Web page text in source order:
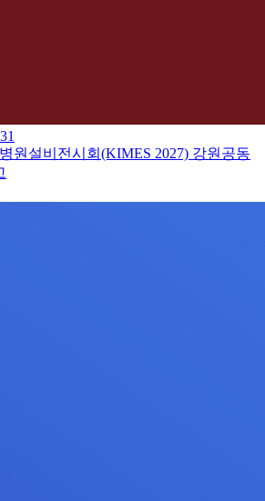
원설비전시회(KIMES 2027) 강원공동